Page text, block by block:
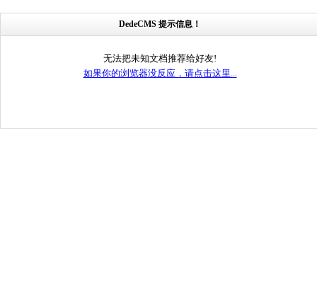
DedeCMS 提示信息！
无法把未知文档推荐给好友!
如果你的浏览器没反应，请点击这里...